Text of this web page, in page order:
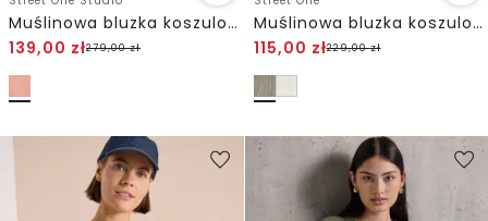
Muślinowa bluzka koszulowa
139,00 zł279,00zł
Muślinowa bluzka koszulowa
115,00 zł229,00zł